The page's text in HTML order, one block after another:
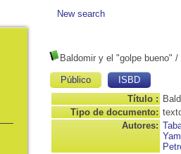
New search
Baldomir y el "golpe bueno" /
Público
ISBD
Título :
Tipo de documento:
Autores: